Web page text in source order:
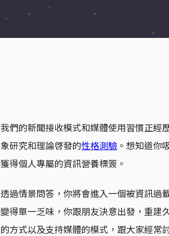
我們的新聞接收模式和媒體使用習慣正經
象研究和理論啓發的性格測驗 。想知道你
獲得個人專屬的資訊營養標簽。
透過情景問答，你將會進入一個被資訊過
變得單一乏味，你跟朋友決意出發，重建
的方式以及支持媒體的模式，跟大家經常